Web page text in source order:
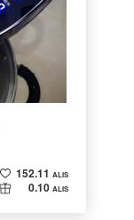
152.11 ALIS
0.10 ALIS